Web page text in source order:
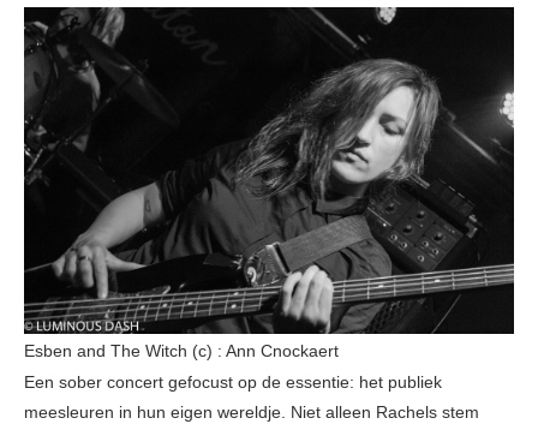
Esben and The Witch (c) : Ann Cnockaert
Een sober concert gefocust op de essentie: het publiek
meesleuren in hun eigen wereldje. Niet alleen Rachels stem